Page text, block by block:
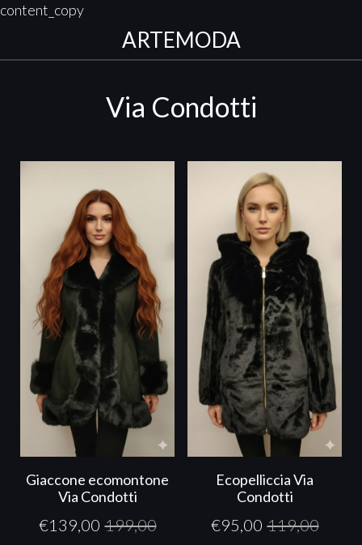
content_copy
ARTEMODA
Via Condotti
Giaccone ecomontone
Via Condotti
€139,00 199,00
Ecopelliccia Via
Condotti
€95,00 119,00